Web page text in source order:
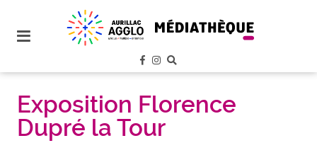
site
aller au
contenu
Exposition Florence
Dupré la Tour